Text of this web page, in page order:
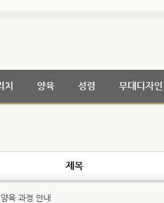
치 양육 성령 무대디자인
제목
육 과정 안내